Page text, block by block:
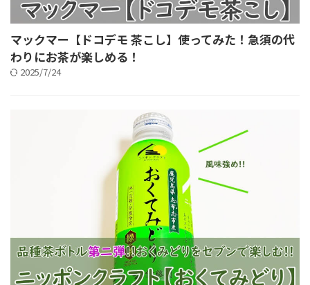
マックマー【ドコデモ 茶こし】使ってみた！急須の代
わりにお茶が楽しめる！
2025/7/24